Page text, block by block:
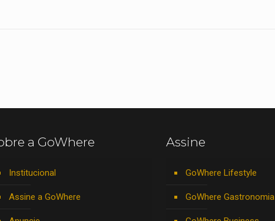
a GoWhere
Institucional
Assine a GoWhere
Assine
GoWhere Lifestyle
GoWhere Gastronomia